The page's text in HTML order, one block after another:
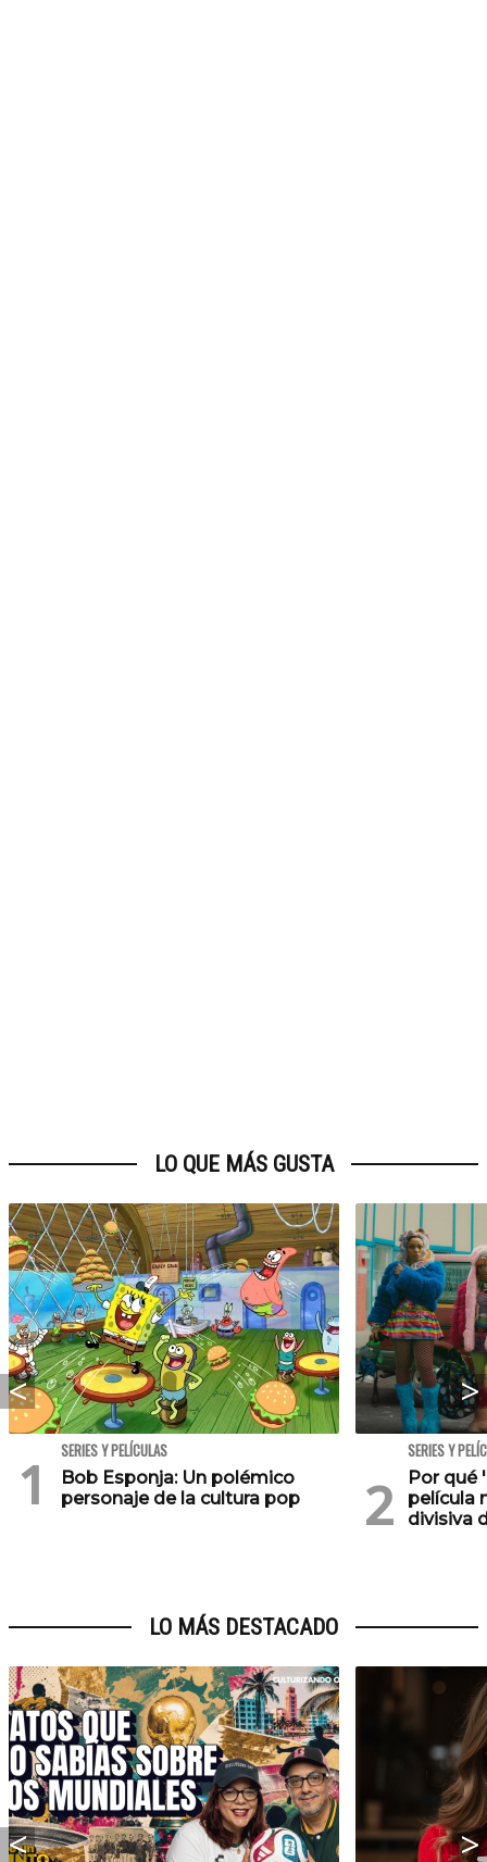
LO QUE MÁS GUSTA
SERIES Y PELÍCULAS
Bob Esponja: Un polémico
personaje de la cultura pop
SERIES Y
Por qué
película
divisiva
LO MÁS DESTACADO